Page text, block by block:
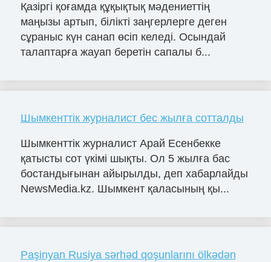
Қазіргі қоғамда құқықтық мәдениеттің
маңызы артып, білікті заңгерлерге деген
сұраныс күн санап өсіп келеді. Осындай
талаптарға жауап беретін сапалы б...
Шымкенттік журналист бес жылға сотталды
Шымкенттік журналист Арай Есенбекке
қатысты сот үкімі шықты. Ол 5 жылға бас
бостандығынан айырылды, деп хабарлайды
NewsMedia.kz. Шымкент қаласының қы...
Paşinyan Rusiya sərhəd qoşunlarını ölkədən